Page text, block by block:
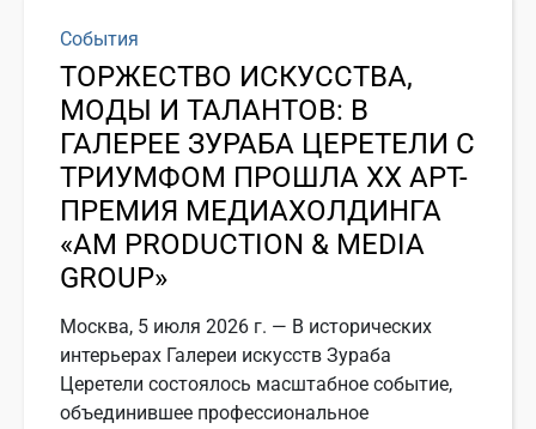
События
ТОРЖЕСТВО ИСКУССТВА,
МОДЫ И ТАЛАНТОВ: В
ГАЛЕРЕЕ ЗУРАБА ЦЕРЕТЕЛИ С
ТРИУМФОМ ПРОШЛА ХХ АРТ-
ПРЕМИЯ МЕДИАХОЛДИНГА
«АМ PRODUCTION & MEDIA
GROUP»
Москва, 5 июля 2026 г. — В исторических
интерьерах Галереи искусств Зураба
Церетели состоялось масштабное событие,
объединившее профессиональное